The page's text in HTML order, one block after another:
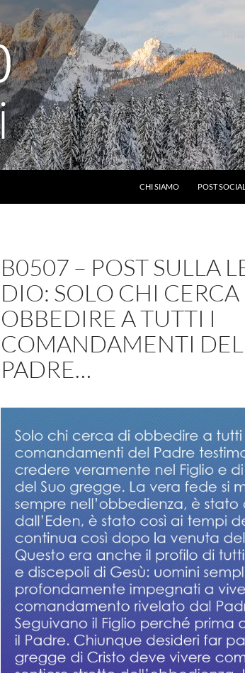
CHI SIAMO POST
B0507 – POST SULLA
DIO: SOLO CHI CERCA
OBBEDIRE A TUTTI I
COMANDAMENTI DEL
PADRE…